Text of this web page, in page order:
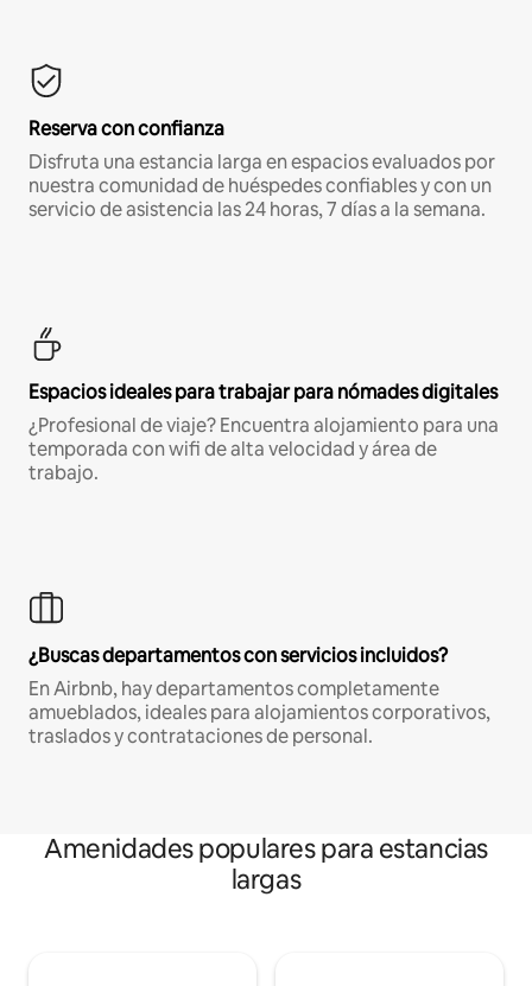
Reserva con confianza
Disfruta una estancia larga en espacios evaluados por
nuestra comunidad de huéspedes confiables y con un
servicio de asistencia las 24 horas, 7 días a la semana.
Espacios ideales para trabajar para nómades digitales
¿Profesional de viaje? Encuentra alojamiento para una
temporada con wifi de alta velocidad y área de
trabajo.
¿Buscas departamentos con servicios incluidos?
En Airbnb, hay departamentos completamente
amueblados, ideales para alojamientos corporativos,
traslados y contrataciones de personal.
Amenidades populares para estancias
largas